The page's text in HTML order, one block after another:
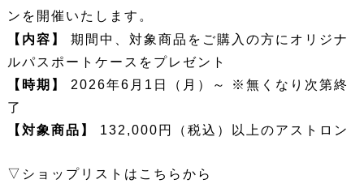
ンを開催いたします。
【内容】
期間中、対象商品をご購入の方にオリジナ
ルパスポートケースをプレゼント
【時期】
2026年6月1日（月）～ ※無くなり次第終
了
【対象商品】
132,000円（税込）以上のアストロン
▽ショップリストはこちらから